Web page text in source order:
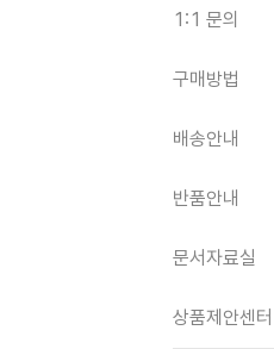
1:1 문의
구매방법
배송안내
반품안내
문서자료실
상품제안센터